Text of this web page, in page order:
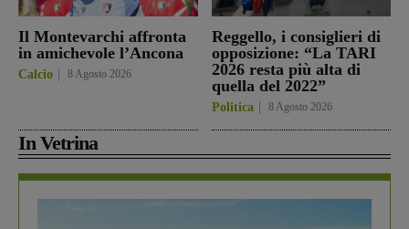
Il Montevarchi affronta
in amichevole l’Ancona
Calcio 8 Agosto 2026
Reggello, i consiglieri di
opposizione: “La TARI
2026 resta più alta di
quella del 2022”
Politica 8 Agosto 2026
In Vetrina